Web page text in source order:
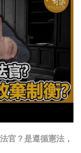
官？是遵循憲法，